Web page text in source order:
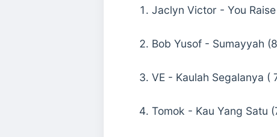
Jaclyn Victor - You
Bob Yusof - Sumayyah
VE - Kaulah Segalanya (
Tomok - Kau Yang Satu